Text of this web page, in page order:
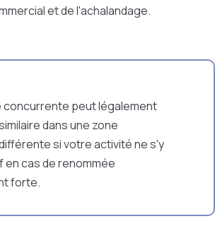
et de l'achalandage.
concurrente peut légalement
dans une zone
si votre activité ne s'y
en cas de renommée
forte.